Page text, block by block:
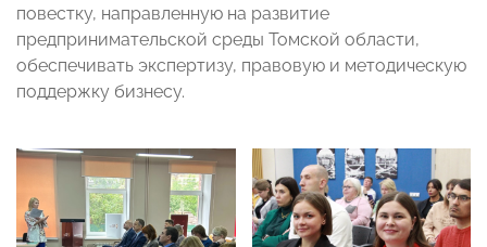
повестку, направленную на развитие
предпринимательской среды Томской области,
обеспечивать экспертизу, правовую и методическую
поддержку бизнесу.